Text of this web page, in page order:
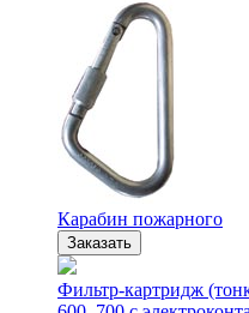
Карабин пожарного
Заказать
Фильтр-картридж